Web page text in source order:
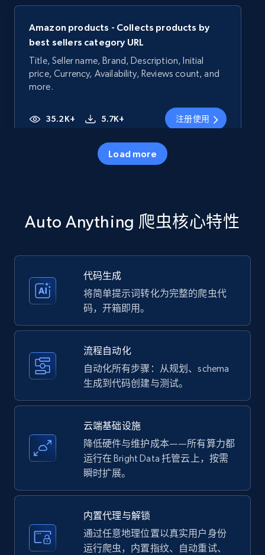
Amazon products - Collects products by
best sellers category URL
Title, Seller name, Brand, Description, Initial
price, Currency, Availability, Reviews count, and
more.
35.2K+ 5.7K+ 注册使用
price, Currency, Availability, Reviews count, and
Amazon products - Collects products by
Title, Seller name, Brand, Description, Initial
price, Currency, Availability, Reviews count, and
Amazon products - find products by using
upc numbers
price, Currency, Availability, Reviews count, and
more.
Load more
Auto Anything 爬虫核心特性
代码生成
将简单提示词转化为完整的爬虫代
码，开箱即用。
流程自动化
自动化所有步骤：从规划、schema
生成到代码创建与测试。
云端基础设施
降低硬件与维护成本——所有算力都
运行在 Bright Data 托管云上，按需
瞬时扩展。
内置代理与解锁
通过任意地理位置以真实用户身份
运行爬虫，内置指纹、自动重试、